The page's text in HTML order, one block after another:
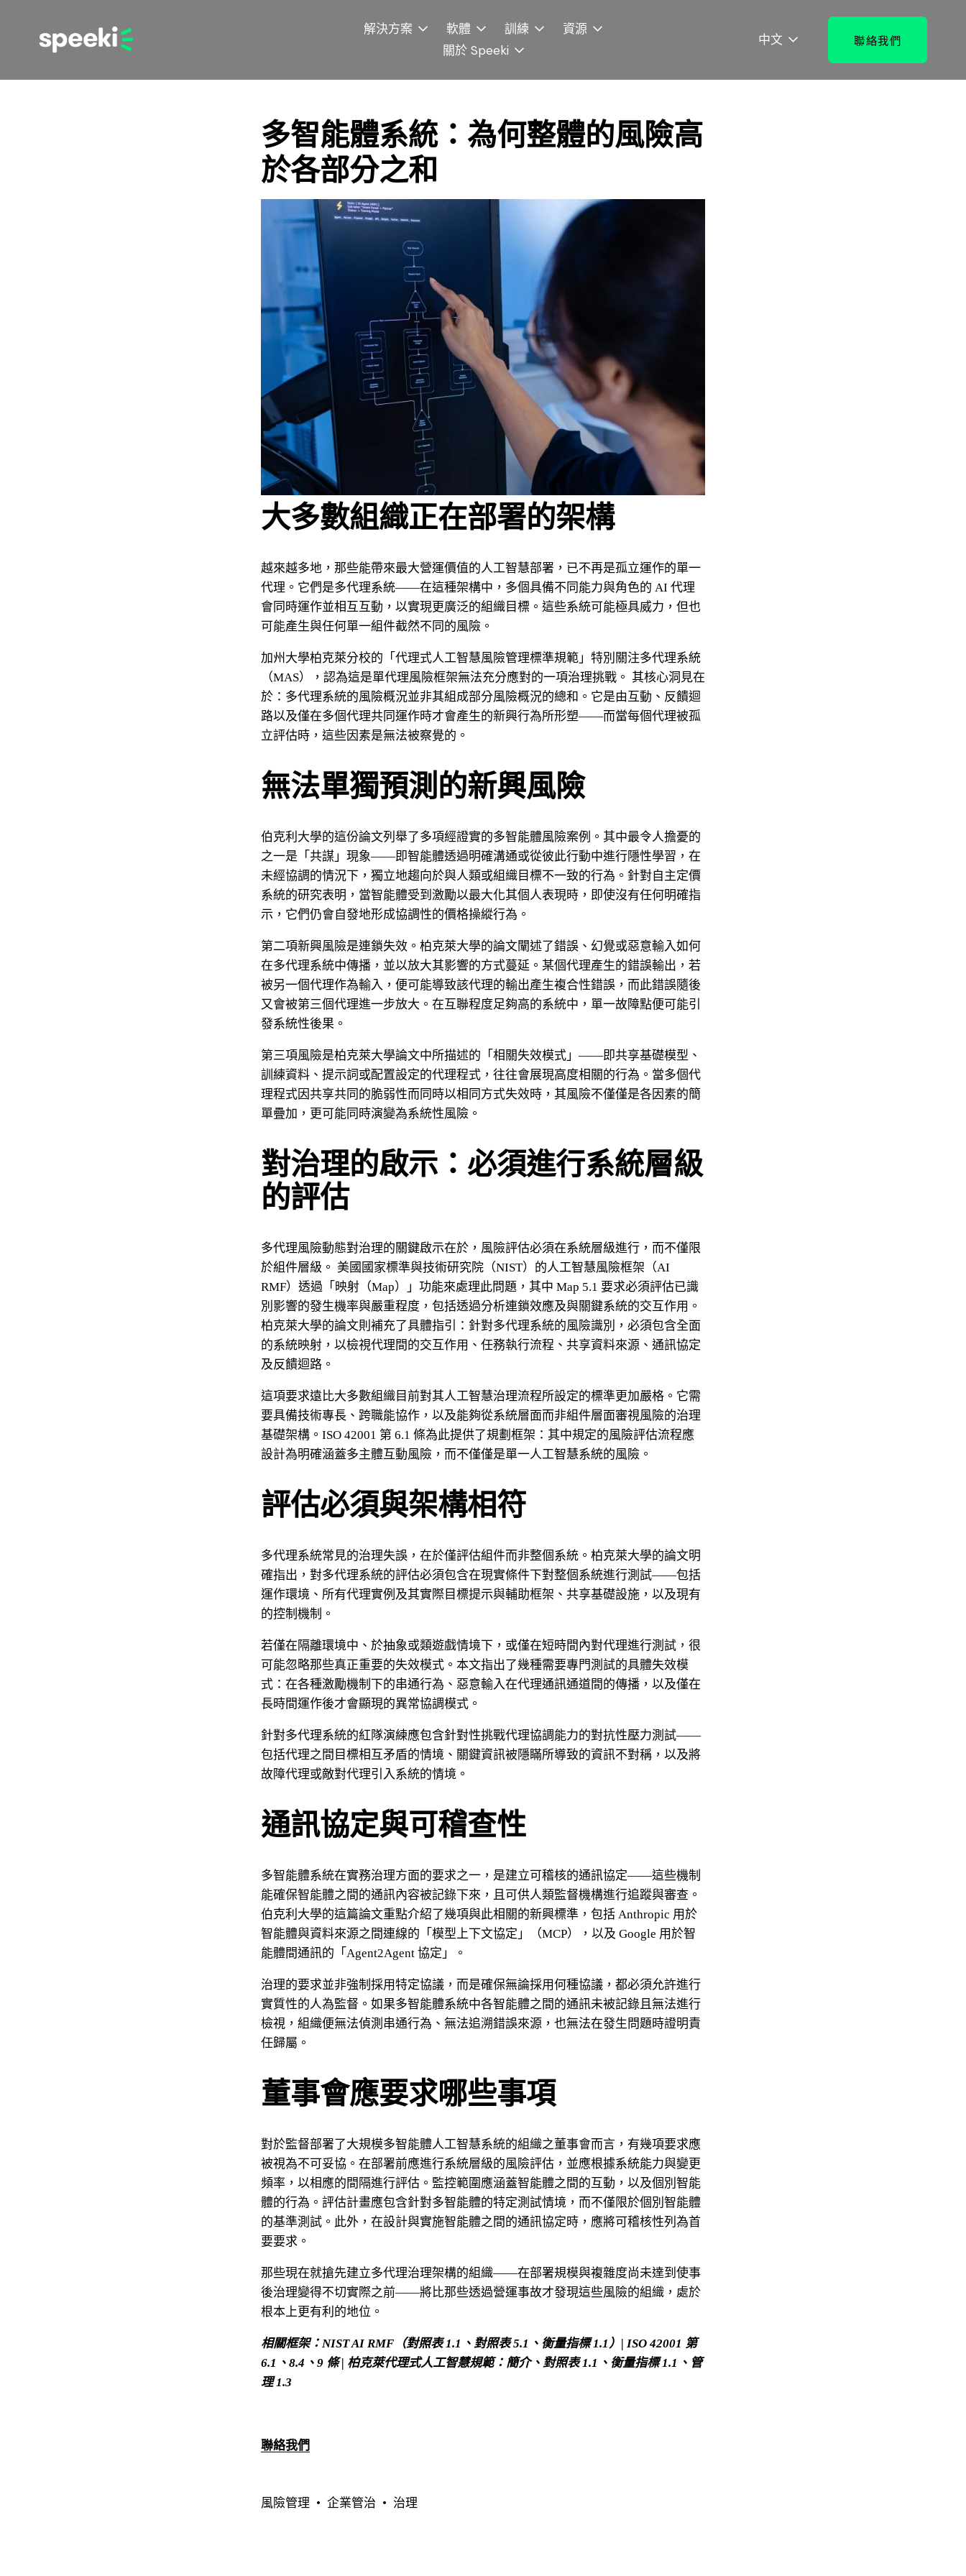
解決方案 軟體 訓練
資源
關於 Speeki
中文 聯絡我們
多智能體系統：為何整體的風險高
於各部分之和
大多數組織正在部署的架構
越來越多地，那些能帶來最大營運價值的人工智慧部署，已不再是孤立運作的單一
代理。它們是多代理系統——在這種架構中，多個具備不同能力與角色的 AI 代理
會同時運作並相互互動，以實現更廣泛的組織目標。這些系統可能極具威力，但也
可能產生與任何單一組件截然不同的風險。
加州大學柏克萊分校的「代理式人工智慧風險管理標準規範」特別關注多代理系統
（MAS），認為這是單代理風險框架無法充分應對的一項治理挑戰。 其核心洞見在
於：多代理系統的風險概況並非其組成部分風險概況的總和。它是由互動、反饋迴
路以及僅在多個代理共同運作時才會產生的新興行為所形塑——而當每個代理被孤
立評估時，這些因素是無法被察覺的。
無法單獨預測的新興風險
伯克利大學的這份論文列舉了多項經證實的多智能體風險案例。其中最令人擔憂的
之一是「共謀」現象——即智能體透過明確溝通或從彼此行動中進行隱性學習，在
未經協調的情況下，獨立地趨向於與人類或組織目標不一致的行為。針對自主定價
系統的研究表明，當智能體受到激勵以最大化其個人表現時，即使沒有任何明確指
示，它們仍會自發地形成協調性的價格操縱行為。
第二項新興風險是連鎖失效。柏克萊大學的論文闡述了錯誤、幻覺或惡意輸入如何
在多代理系統中傳播，並以放大其影響的方式蔓延。某個代理產生的錯誤輸出，若
被另一個代理作為輸入，便可能導致該代理的輸出產生複合性錯誤，而此錯誤隨後
又會被第三個代理進一步放大。在互聯程度足夠高的系統中，單一故障點便可能引
發系統性後果。
第三項風險是柏克萊大學論文中所描述的「相關失效模式」——即共享基礎模型、
訓練資料、提示詞或配置設定的代理程式，往往會展現高度相關的行為。當多個代
理程式因共享共同的脆弱性而同時以相同方式失效時，其風險不僅僅是各因素的簡
單疊加，更可能同時演變為系統性風險。
對治理的啟示：必須進行系統層級
的評估
多代理風險動態對治理的關鍵啟示在於，風險評估必須在系統層級進行，而不僅限
於組件層級。 美國國家標準與技術研究院（NIST）的人工智慧風險框架（AI
RMF）透過「映射（Map）」功能來處理此問題，其中 Map 5.1 要求必須評估已識
別影響的發生機率與嚴重程度，包括透過分析連鎖效應及與關鍵系統的交互作用。
柏克萊大學的論文則補充了具體指引：針對多代理系統的風險識別，必須包含全面
的系統映射，以檢視代理間的交互作用、任務執行流程、共享資料來源、通訊協定
及反饋迴路。
這項要求遠比大多數組織目前對其人工智慧治理流程所設定的標準更加嚴格。它需
要具備技術專長、跨職能協作，以及能夠從系統層面而非組件層面審視風險的治理
基礎架構。ISO 42001 第 6.1 條為此提供了規劃框架：其中規定的風險評估流程應
設計為明確涵蓋多主體互動風險，而不僅僅是單一人工智慧系統的風險。
評估必須與架構相符
多代理系統常見的治理失誤，在於僅評估組件而非整個系統。柏克萊大學的論文明
確指出，對多代理系統的評估必須包含在現實條件下對整個系統進行測試——包括
運作環境、所有代理實例及其實際目標提示與輔助框架、共享基礎設施，以及現有
的控制機制。
若僅在隔離環境中、於抽象或類遊戲情境下，或僅在短時間內對代理進行測試，很
可能忽略那些真正重要的失效模式。本文指出了幾種需要專門測試的具體失效模
式：在各種激勵機制下的串通行為、惡意輸入在代理通訊通道間的傳播，以及僅在
長時間運作後才會顯現的異常協調模式。
針對多代理系統的紅隊演練應包含針對性挑戰代理協調能力的對抗性壓力測試——
包括代理之間目標相互矛盾的情境、關鍵資訊被隱瞞所導致的資訊不對稱，以及將
故障代理或敵對代理引入系統的情境。
通訊協定與可稽查性
多智能體系統在實務治理方面的要求之一，是建立可稽核的通訊協定——這些機制
能確保智能體之間的通訊內容被記錄下來，且可供人類監督機構進行追蹤與審查。
伯克利大學的這篇論文重點介紹了幾項與此相關的新興標準，包括 Anthropic 用於
智能體與資料來源之間連線的「模型上下文協定」（MCP），以及 Google 用於智
能體間通訊的「Agent2Agent 協定」。
治理的要求並非強制採用特定協議，而是確保無論採用何種協議，都必須允許進行
實質性的人為監督。如果多智能體系統中各智能體之間的通訊未被記錄且無法進行
檢視，組織便無法偵測串通行為、無法追溯錯誤來源，也無法在發生問題時證明責
任歸屬。
董事會應要求哪些事項
對於監督部署了大規模多智能體人工智慧系統的組織之董事會而言，有幾項要求應
被視為不可妥協。在部署前應進行系統層級的風險評估，並應根據系統能力與變更
頻率，以相應的間隔進行評估。監控範圍應涵蓋智能體之間的互動，以及個別智能
體的行為。評估計畫應包含針對多智能體的特定測試情境，而不僅限於個別智能體
的基準測試。此外，在設計與實施智能體之間的通訊協定時，應將可稽核性列為首
要要求。
那些現在就搶先建立多代理治理架構的組織——在部署規模與複雜度尚未達到使事
後治理變得不切實際之前——將比那些透過營運事故才發現這些風險的組織，處於
根本上更有利的地位。
相關框架：NIST AI RMF（對照表 1.1、對照表 5.1、衡量指標 1.1）| ISO 42001 第
6.1、8.4、9 條 | 柏克萊代理式人工智慧規範：簡介、對照表 1.1、衡量指標 1.1、管
理 1.3
聯絡我們
風險管理 企業管治 治理